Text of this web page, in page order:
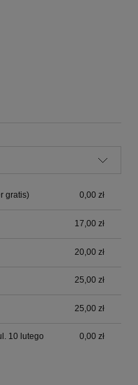
płatności
gratis) 0,00 zł
17,00 zł
20,00 zł
25,00 zł
25,00 zł
10 lutego
0,00 zł